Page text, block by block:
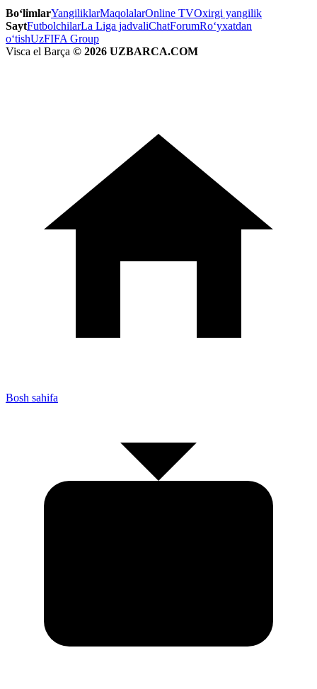
Bo‘limlarYangiliklarMaqolalarOnline TVOxirgi yangilik
SaytFutbolchilarLa Liga jadvaliChatForumRo‘yxatdan
o‘tishUzFIFA Group
Visca el Barça © 2026 UZBARCA.COM
Bosh sahifa